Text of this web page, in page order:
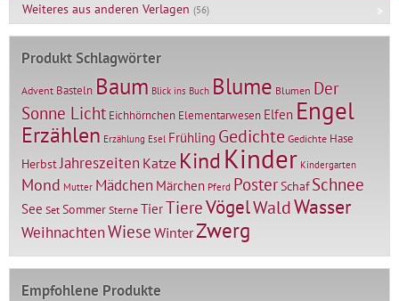
Weiteres aus anderen Verlagen (56)
Produkt Schlagwörter
Advent Basteln Baum Blick ins Buch Blume Blumen Der
Sonne Licht Eichhörnchen Elementarwesen Elfen Engel
Erzählen Erzählung Esel Frühling Gedichte Gedichte Hase
HerbstJahreszeitenKatze KindKinder Kindergarten
Mond Mutter Mädchen Märchen Pferd PosterSchaf Schnee
See Set Sommer Sterne TierTiereVögelWaldWasser
WeihnachtenWiese WinterZwerg
Empfohlene Produkte